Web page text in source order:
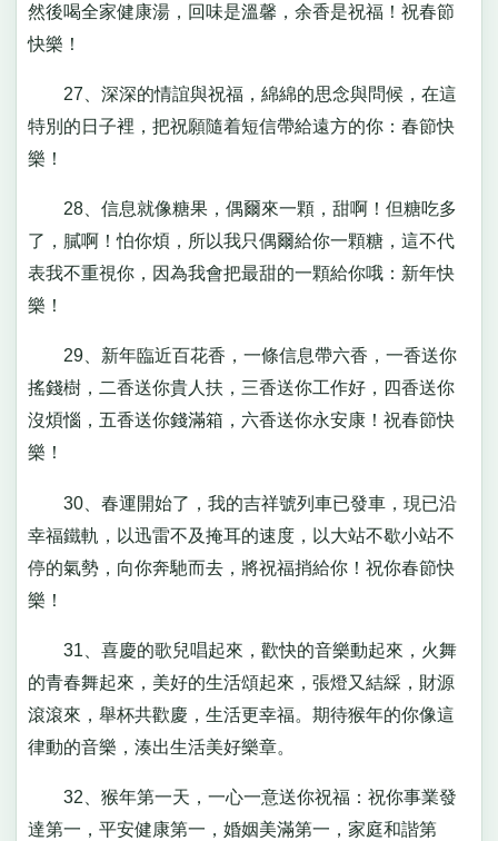
然後喝全家健康湯，回味是溫馨，余香是祝福！祝春節
快樂！
27、深深的情誼與祝福，綿綿的思念與問候，在這
特別的日子裡，把祝願隨着短信帶給遠方的你：春節快
樂！
28、信息就像糖果，偶爾來一顆，甜啊！但糖吃多
了，膩啊！怕你煩，所以我只偶爾給你一顆糖，這不代
表我不重視你，因為我會把最甜的一顆給你哦：新年快
樂！
29、新年臨近百花香，一條信息帶六香，一香送你
搖錢樹，二香送你貴人扶，三香送你工作好，四香送你
沒煩惱，五香送你錢滿箱，六香送你永安康！祝春節快
樂！
30、春運開始了，我的吉祥號列車已發車，現已沿
幸福鐵軌，以迅雷不及掩耳的速度，以大站不歇小站不
停的氣勢，向你奔馳而去，將祝福捎給你！祝你春節快
樂！
31、喜慶的歌兒唱起來，歡快的音樂動起來，火舞
的青春舞起來，美好的生活頌起來，張燈又結綵，財源
滾滾來，舉杯共歡慶，生活更幸福。期待猴年的你像這
律動的音樂，湊出生活美好樂章。
32、猴年第一天，一心一意送你祝福：祝你事業發
達第一，平安健康第一，婚姻美滿第一，家庭和諧第